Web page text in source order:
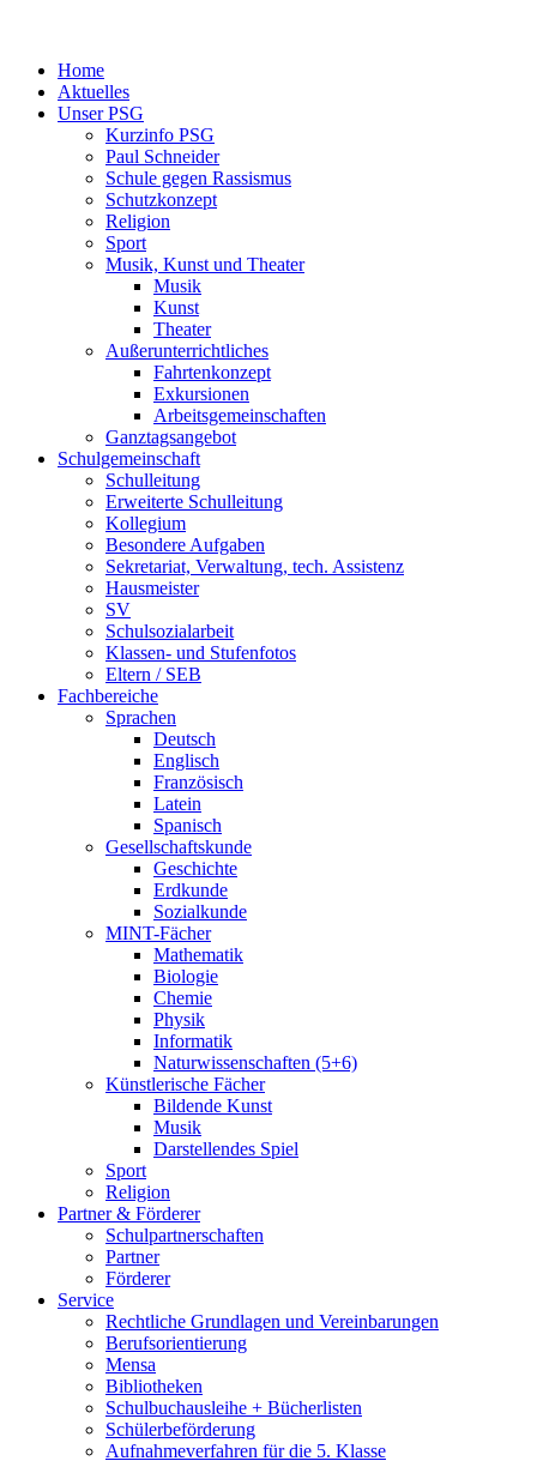
Home
Aktuelles
Unser PSG
Kurzinfo PSG
Paul Schneider
Schule gegen Rassismus
Schutzkonzept
Religion
Sport
Musik, Kunst und Theater
Musik
Kunst
Theater
Außerunterrichtliches
Fahrtenkonzept
Exkursionen
Arbeitsgemeinschaften
Ganztagsangebot
Schulgemeinschaft
Schulleitung
Erweiterte Schulleitung
Kollegium
Besondere Aufgaben
Sekretariat, Verwaltung, tech. Assistenz
Hausmeister
SV
Schulsozialarbeit
Klassen- und Stufenfotos
Eltern / SEB
Fachbereiche
Sprachen
Deutsch
Englisch
Französisch
Latein
Spanisch
Gesellschaftskunde
Geschichte
Erdkunde
Sozialkunde
MINT-Fächer
Mathematik
Biologie
Chemie
Physik
Informatik
Naturwissenschaften (5+6)
Künstlerische Fächer
Bildende Kunst
Musik
Darstellendes Spiel
Sport
Religion
Partner & Förderer
Schulpartnerschaften
Partner
Förderer
Service
Rechtliche Grundlagen und Vereinbarungen
Berufsorientierung
Mensa
Bibliotheken
Schulbuchausleihe + Bücherlisten
Schülerbeförderung
Aufnahmeverfahren für die 5. Klasse